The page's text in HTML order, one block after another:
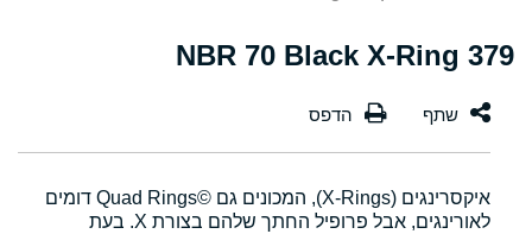
379 NBR 70 Black X-Ring
איקסרינגים (X-Rings), המכונים גם Quad Rings©‎ דומים
לאורינגים, אבל פרופיל החתך שלהם בצורת X. בעת